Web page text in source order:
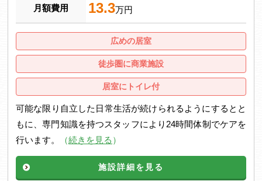
月額費用 13.3万円
広めの居室
徒歩圏に商業施設
居室にトイレ付
可能な限り自立した日常生活が続けられるようにするとと
もに、専門知識を持つスタッフにより24時間体制でケアを
行います。
（続きを見る ）
施設詳細を見る